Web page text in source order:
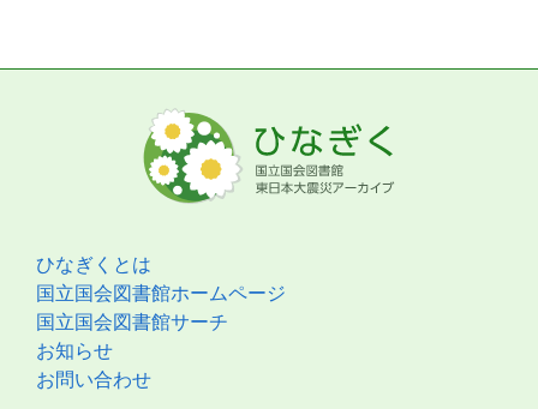
ひなぎくとは
国立国会図書館ホームページ
国立国会図書館サーチ
お知らせ
お問い合わせ